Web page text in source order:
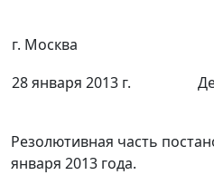
г. Москва
28 января 2013 г.
Резолютивная часть
января 2013 года.